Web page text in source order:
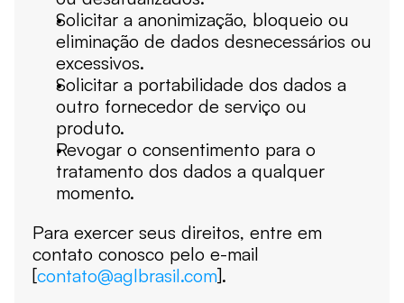
Solicitar a anonimização, bloqueio ou
eliminação de dados desnecessários ou
excessivos.
Solicitar a portabilidade dos dados a
outro fornecedor de serviço ou
produto.
Revogar o consentimento para o
tratamento dos dados a qualquer
momento.
Para exercer seus direitos, entre em
contato conosco pelo e-mail
[contato@aglbrasil.com].